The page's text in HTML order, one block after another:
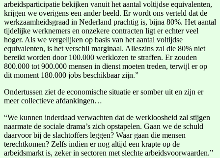
arbeidsparticipatie bekijken vanuit het aantal voltijdse equivalenten,
krijgen we overigens een ander beeld. Er wordt ons verteld dat de
werkzaamheidsgraad in Nederland prachtig is, bijna 80%. Het aantal
tijdelijke werknemers en onzekere contracten ligt er echter veel
hoger. Als we vergelijken op basis van het aantal voltijdse
equivalenten, is het verschil marginaal. Alleszins zal die 80% niet
bereikt worden door 100.000 werklozen te straffen. Er zouden
800.000 tot 900.000 mensen in dienst moeten treden, terwijl er op
dit moment 180.000 jobs beschikbaar zijn.”
Ondertussen ziet de economische situatie er somber uit en zijn er
meer collectieve afdankingen…
“We kunnen inderdaad verwachten dat de werkloosheid zal stijgen
naarmate de sociale drama’s zich opstapelen. Gaan we de schuld
daarvoor bij de slachtoffers leggen? Waar gaan die mensen
terechtkomen? Zelfs indien er nog altijd een krapte op de
arbeidsmarkt is, zeker in sectoren met slechte arbeidsvoorwaarden.”